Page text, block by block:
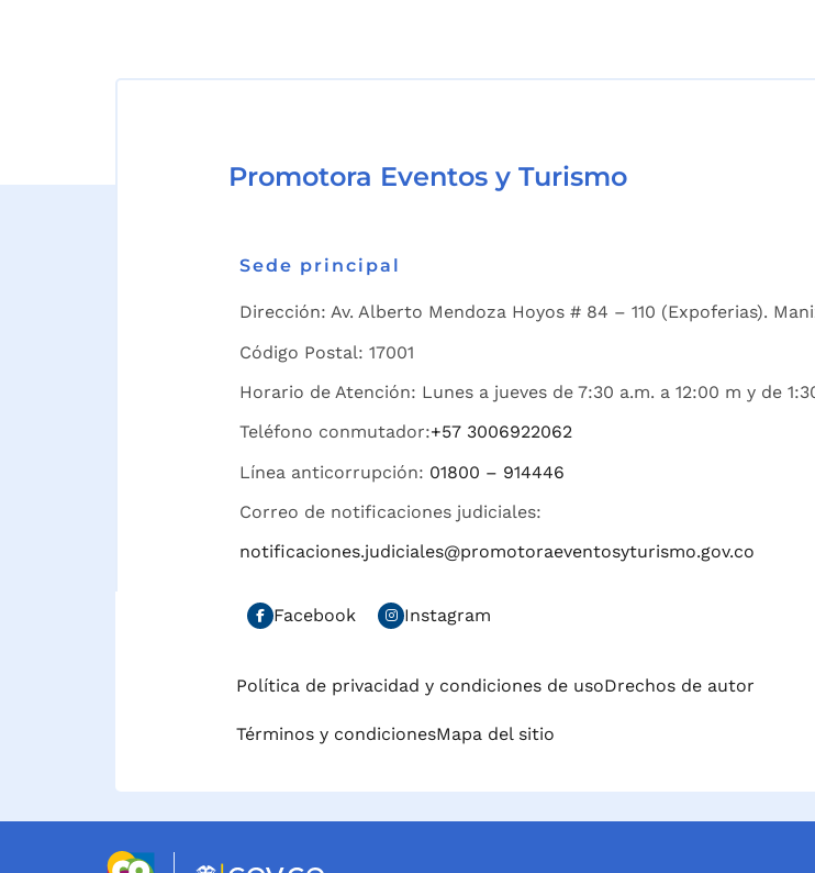
Promotora Eventos y Turismo
Sede principal
Dirección: Av. Alberto Mendoza Hoyos # 84 – 110 (Expoferias).
Código Postal: 17001
Horario de Atención: Lunes a jueves de 7:30 a.m. a 12:00 m y de
Teléfono conmutador:+57 3006922062
Línea anticorrupción: 01800 – 914446
Correo de notificaciones judiciales:
notificaciones.judiciales@promotoraeventosyturismo.gov.co
Facebook Instagram
Política de privacidad y condiciones de usoDrechos de autor
Términos y condicionesMapa del sitio